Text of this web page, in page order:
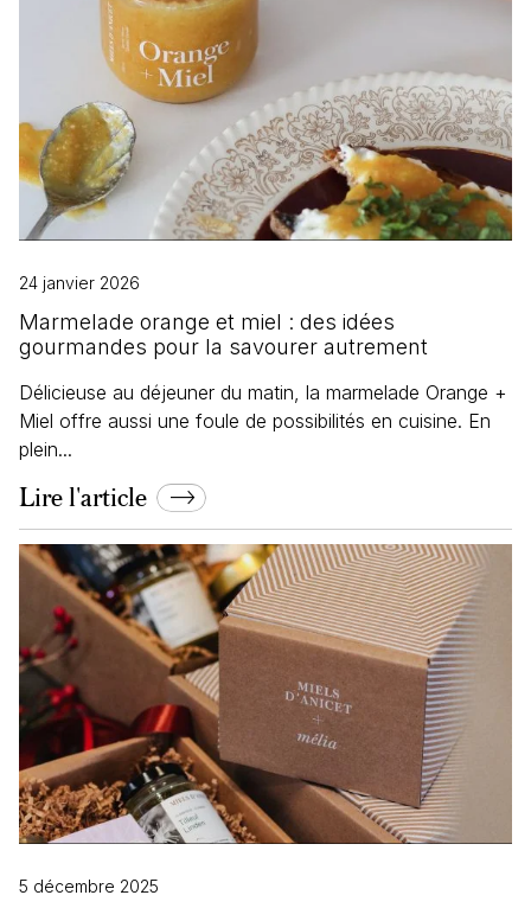
24 janvier 2026
Marmelade orange et miel : des idées
gourmandes pour la savourer autrement
Délicieuse au déjeuner du matin, la marmelade Orange +
Miel offre aussi une foule de possibilités en cuisine. En
plein...
Lire l'article
5 décembre 2025